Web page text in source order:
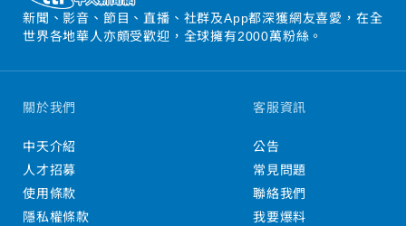
新聞、影音、節目、直播、社群及App都深獲網友喜愛，在全
世界各地華人亦頗受歡迎，全球擁有2000萬粉絲。
關於我們
中天介紹
人才招募
使用條款
隱私權條款
客服資訊
公告
常見問題
聯絡我們
我要爆料